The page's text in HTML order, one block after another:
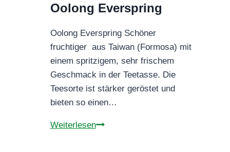
Oolong Everspring
Oolong Everspring Schöner
fruchtiger aus Taiwan (Formosa) mit
einem spritzigem, sehr frischem
Geschmack in der Teetasse. Die
Teesorte ist stärker geröstet und
bieten so einen…
WeiterlesenOolong